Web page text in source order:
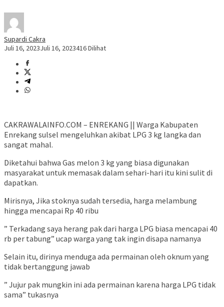
Supardi Cakra
Juli 16, 2023Juli 16, 2023416 Dilihat
CAKRAWALAINFO.COM – ENREKANG || Warga Kabupaten
Enrekang sulsel mengeluhkan akibat LPG 3 kg langka dan
sangat mahal.
Diketahui bahwa Gas melon 3 kg yang biasa digunakan
masyarakat untuk memasak dalam sehari-hari itu kini sulit di
dapatkan.
Mirisnya, Jika stoknya sudah tersedia, harga melambung
hingga mencapai Rp 40 ribu
” Terkadang saya herang pak dari harga LPG biasa mencapai 40
rb per tabung” ucap warga yang tak ingin disapa namanya
Selain itu, dirinya menduga ada permainan oleh oknum yang
tidak bertanggung jawab
” Jujur pak mungkin ini ada permainan karena harga LPG tidak
sama” tukasnya